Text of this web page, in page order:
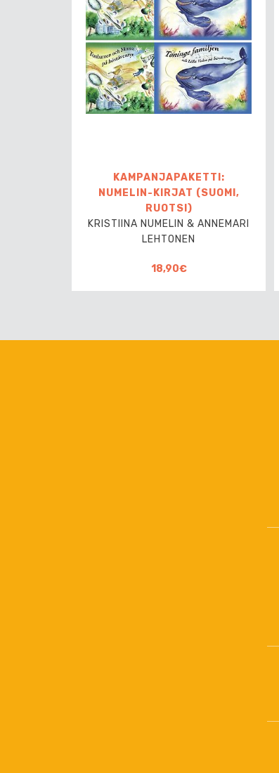
KAMPANJAPAKETTI:
NUMELIN-KIRJAT (SUOMI,
RUOTSI)
KRISTIINA NUMELIN & ANNEMARI
LEHTONEN
18,90€